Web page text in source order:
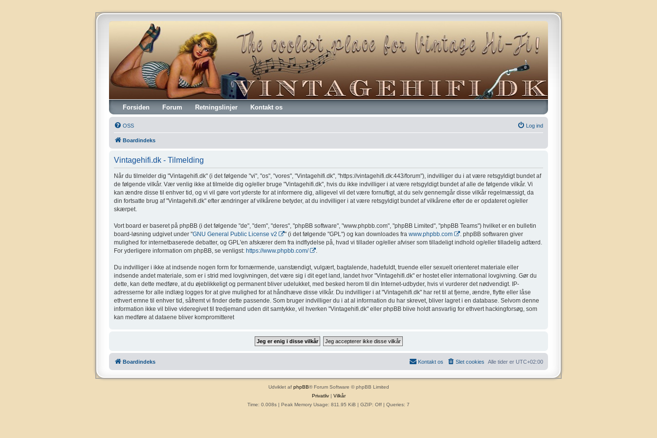
Vintagehifi.dk
Forsiden Forum Retningslinjer Kontakt os
OSS Log ind
Boardindeks
Vintagehifi.dk - Tilmelding
Når du tilmelder dig "Vintagehifi.dk" (i det følgende "vi", "os", "vores", "Vintagehifi.dk", "https://vintagehifi.dk:443/forum"), indvilliger du i at være retsgyldigt bundet af
de følgende vilkår. Vær venlig ikke at tilmelde dig og/eller bruge "Vintagehifi.dk", hvis du ikke indvilliger i at være retsgyldigt bundet af alle de følgende vilkår. Vi
kan ændre disse til enhver tid, og vi vil gøre vort yderste for at informere dig, alligevel vil det være fornuftigt, at du selv gennemgår disse vilkår regelmæssigt, da
din fortsatte brug af "Vintagehifi.dk" efter ændringer af vilkårene betyder, at du indvilliger i at være retsgyldigt bundet af vilkårene efter de er opdateret og/eller
skærpet.
Vort board er baseret på phpBB (i det følgende "de", "dem", "deres", "phpBB software", "www.phpbb.com", "phpBB Limited", "phpBB Teams") hvilket er en bulletin
board-løsning udgivet under "GNU General Public License v2 " (i det følgende "GPL") og kan downloades fra www.phpbb.com
. phpBB softwaren giver
mulighed for internetbaserede debatter, og GPL'en afskærer dem fra indflydelse på, hvad vi tillader og/eller afviser som tilladeligt indhold og/eller tilladelig adfærd.
For yderligere information om phpBB, se venligst: https://www.phpbb.com/ .
Du indvilliger i ikke at indsende nogen form for fornærmende, uanstændigt, vulgært, bagtalende, hadefuldt, truende eller sexuelt orienteret materiale eller
indsende andet materiale, som er i strid med lovgivningen, det være sig i dit eget land, landet hvor "Vintagehifi.dk" er hostet eller international lovgivning. Gør du
dette, kan dette medføre, at du øjeblikkeligt og permanent bliver udelukket, med besked herom til din Internet-udbyder, hvis vi vurderer det nødvendigt. IP-
adresserne for alle indlæg logges for at give mulighed for at håndhæve disse vilkår. Du indvilliger i at "Vintagehifi.dk" har ret til at fjerne, ændre, flytte eller låse
ethvert emne til enhver tid, såfremt vi finder dette passende. Som bruger indvilliger du i at al information du har skrevet, bliver lagret i en database. Selvom denne
information ikke vil blive videregivet til tredjemand uden dit samtykke, vil hverken "Vintagehifi.dk" eller phpBB blive holdt ansvarlig for ethvert hackingforsøg, som
kan medføre at dataene bliver kompromitteret
Boardindeks Alle tider er UTC+02:00
Slet cookies
Kontakt os
Udviklet af phpBB® Forum Software © phpBB Limited
Privatliv| Vilkår
Time: 0.008s | Peak Memory Usage: 811.95 KiB | GZIP: Off | Queries: 7